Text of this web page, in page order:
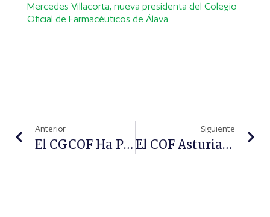
Mercedes Villacorta, nueva presidenta del Colegio
Oficial de Farmacéuticos de Álava
Anterior
El CGCOF Ha Presentado Los Resultados De La Sexta Edición Del 'Plenufar'
Siguiente
El COF Asturias Celebró La Festividad De Su Patrona